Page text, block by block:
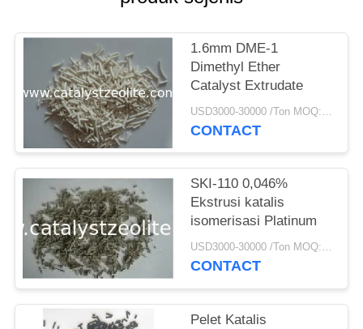
1.6mm DME-1
Dimethyl Ether
Catalyst Extrudate
USD3000-30000 /Ton MOQ:1 KG
CONTACT
SKI-110 0,046%
Ekstrusi katalis
isomerisasi Platinum
USD3000-30000 /Ton MOQ:1 KG
CONTACT
Pelet Katalis